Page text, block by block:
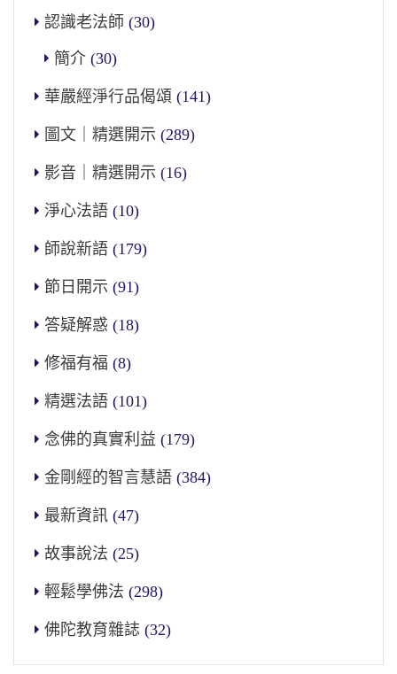
認識老法師 (30)
簡介 (30)
華嚴經淨行品偈頌 (141)
圖文｜精選開示 (289)
影音｜精選開示 (16)
淨心法語 (10)
師說新語 (179)
節日開示 (91)
答疑解惑 (18)
修福有福 (8)
精選法語 (101)
念佛的真實利益 (179)
金剛經的智言慧語 (384)
最新資訊 (47)
故事說法 (25)
輕鬆學佛法 (298)
佛陀教育雜誌 (32)